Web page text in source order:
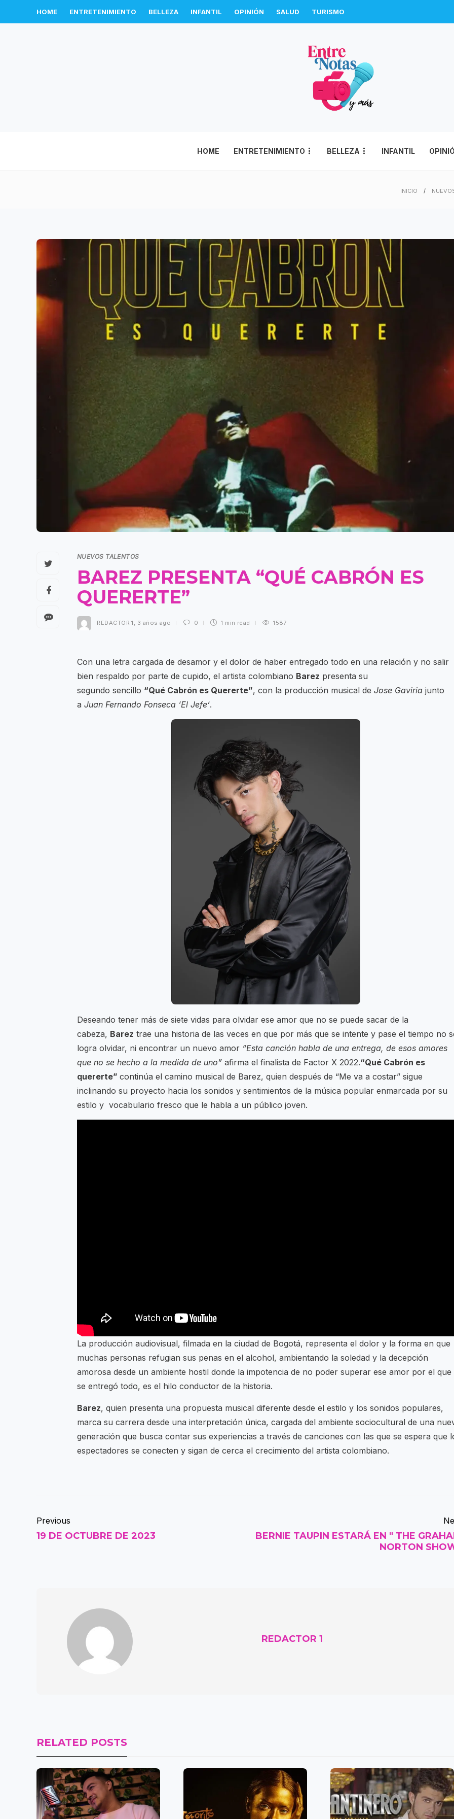
HOME ENTRETENIMIENTO BELLEZA INFANTIL OPINIÓN SALUD TURISMO
HOME ENTRETENIMIENTO BELLEZA INFANTIL
INICIO
NUEVOS TALENTOS
BAREZ PRESENTA “QUÉ CABRÓN ES
QUERERTE”
REDACTOR 1 , 3 años ago 0 1 min read 1587
Con una letra cargada de desamor y el dolor de haber entregado todo en una relación y no salir
bien respaldo por parte de cupido, el artista colombiano Barez presenta su
segundo sencillo “Qué Cabrón es Quererte”, con la producción musical de Jose Gaviria junto
a Juan Fernando Fonseca ‘El Jefe’.
Deseando tener más de siete vidas para olvidar ese amor que no se puede sacar de la
cabeza, Barez trae una historia de las veces en que por más que se intente y pase el tiempo no
logra olvidar, ni encontrar un nuevo amor “Esta canción habla de una entrega, de esos amores
que no se hecho a la medida de uno” afirma el finalista de Factor X 2022.“Qué Cabrón es
quererte” continúa el camino musical de Barez, quien después de “Me va a costar” sigue
inclinando su proyecto hacia los sonidos y sentimientos de la música popular enmarcada por su
estilo y vocabulario fresco que le habla a un público joven.
La producción audiovisual, filmada en la ciudad de Bogotá, representa el dolor y la forma en que
muchas personas refugian sus penas en el alcohol, ambientando la soledad y la decepción
amorosa desde un ambiente hostil donde la impotencia de no poder superar ese amor por el que
se entregó todo, es el hilo conductor de la historia.
Barez, quien presenta una propuesta musical diferente desde el estilo y los sonidos populares,
marca su carrera desde una interpretación única, cargada del ambiente sociocultural de una
generación que busca contar sus experiencias a través de canciones con las que se espera que
espectadores se conecten y sigan de cerca el crecimiento del artista colombiano.
Previous
19 DE OCTUBRE DE 2023
BERNIE TAUPIN ESTARÁ EN " THE
NORTON
REDACTOR 1
RELATED POSTS